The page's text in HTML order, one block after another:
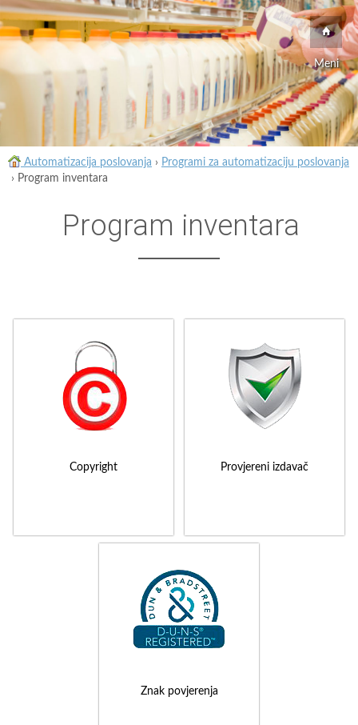
Meni
Automatizacija poslovanja › Programi za automatizaciju poslovanja
› Program inventara
Program inventara
Copyright Provjereni izdavač
Znak povjerenja